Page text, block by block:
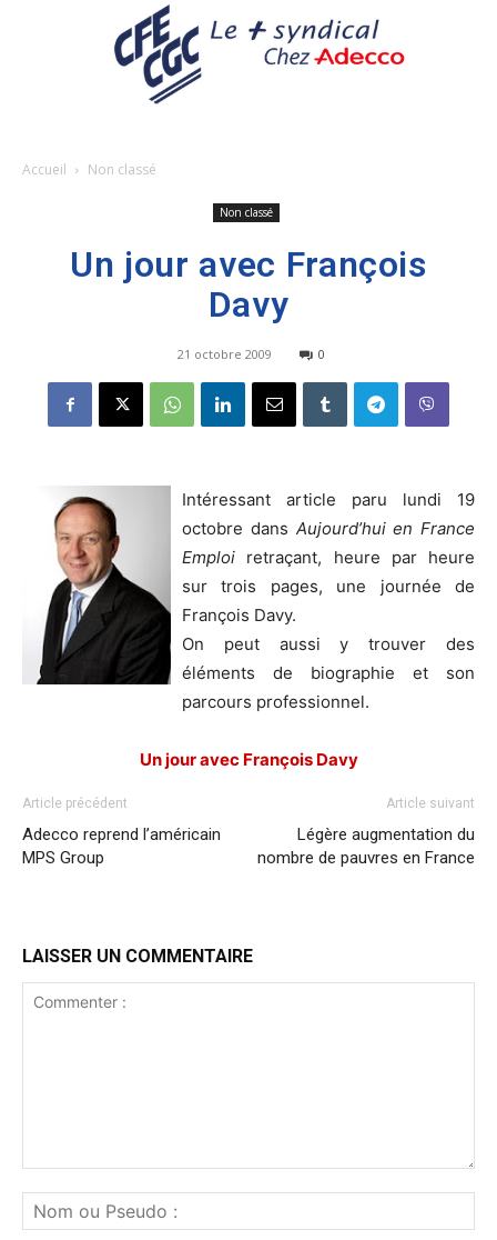
Accueil Non classé
Non classé
Un jour avec François
Davy
21 octobre 2009 0
Intéressant article paru lundi 19
octobre dans Aujourd’hui en France
Emploi retraçant, heure par heure
sur trois pages, une journée de
François Davy.
On peut aussi y trouver des
éléments de biographie et son
parcours professionnel.
Un jour avec François Davy
Article précédent
Adecco reprend l’américain
MPS Group
Article suivant
Légère augmentation du
nombre de pauvres en France
LAISSER UN COMMENTAIRE